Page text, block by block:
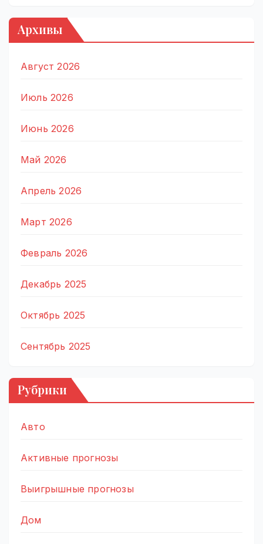
Архивы
Август 2026
Июль 2026
Июнь 2026
Май 2026
Апрель 2026
Март 2026
Февраль 2026
Декабрь 2025
Октябрь 2025
Сентябрь 2025
Рубрики
Авто
Активные прогнозы
Выигрышные прогнозы
Дом